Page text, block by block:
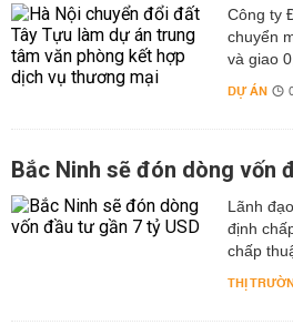
Công ty
chuyển
và giao
DỰ ÁN
Bắc Ninh sẽ đón dòng vốn
Lãnh
định
chấp
THỊ